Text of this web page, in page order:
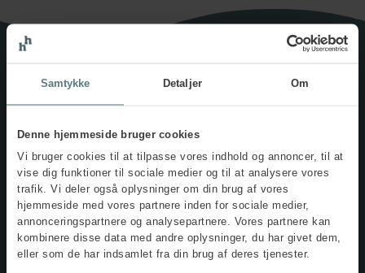
Samtykke Detaljer Om
Denne hjemmeside bruger cookies
Vi bruger cookies til at tilpasse vores indhold og annoncer, til at
vise dig funktioner til sociale medier og til at analysere vores
trafik. Vi deler også oplysninger om din brug af vores
hjemmeside med vores partnere inden for sociale medier,
annonceringspartnere og analysepartnere. Vores partnere kan
kombinere disse data med andre oplysninger, du har givet dem,
eller som de har indsamlet fra din brug af deres tjenester.
IOSH Wellbeing-
uddannelse
Vil du skabe et sundt arbejdsmiljø og fremme trivsel på din
arbejdsplads?
På IOSH Wellbeing-uddannelsen får du indsigt i, hvordan du
systematisk kan fremme trivsel, ligesom du lærer en række